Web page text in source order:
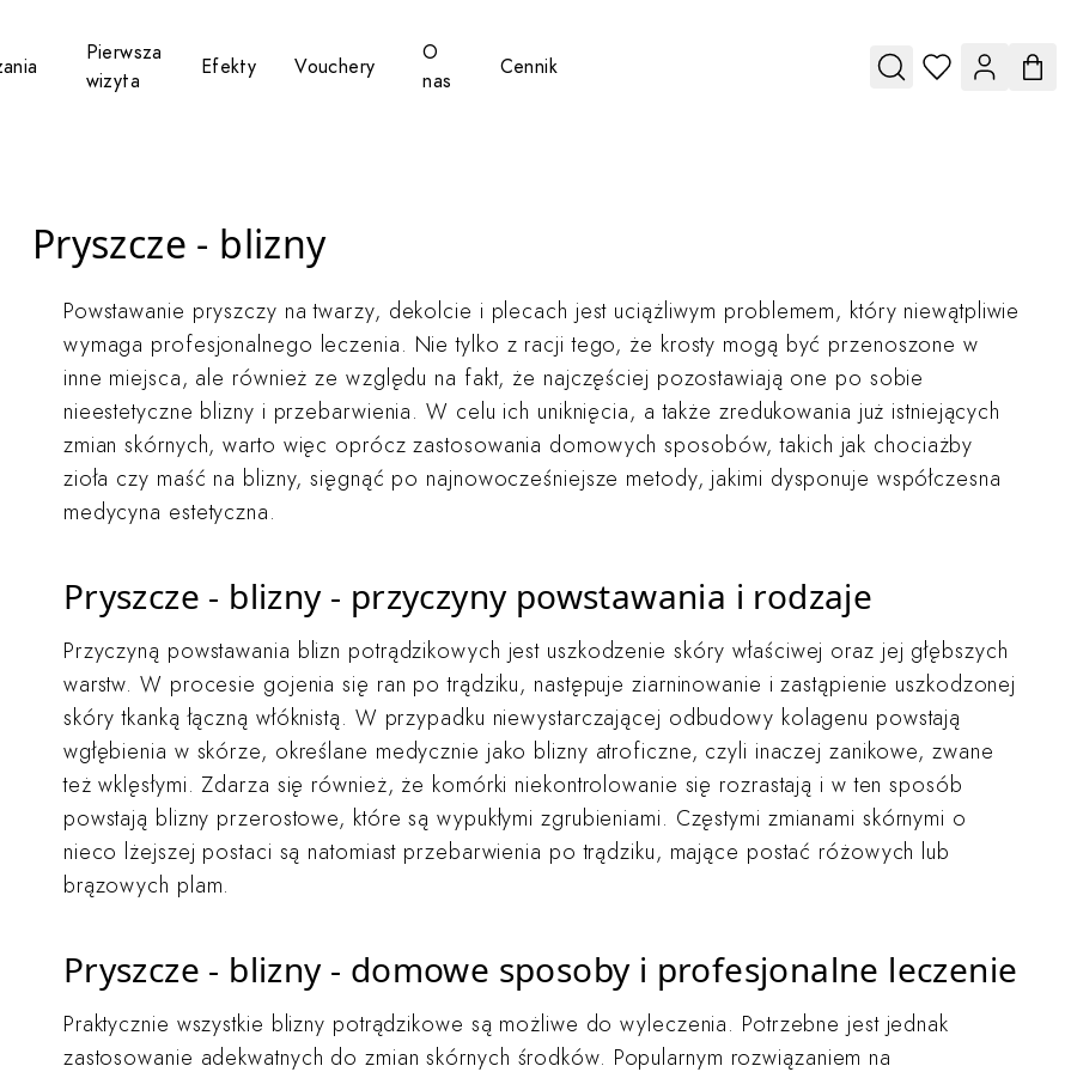
for Potrzeby
Toggle submenu for Rozwiązania
Pierwsza
wizyta
Efekty Vouchery Toggle submenu for Vouchery
O
nas
Toggle submenu for O nas
Cennik
Pryszcze - blizny
Powstawanie pryszczy na twarzy, dekolcie i plecach jest uciążliwym problemem, który niewątpliwie
wymaga profesjonalnego leczenia. Nie tylko z racji tego, że krosty mogą być przenoszone w
inne miejsca, ale również ze względu na fakt, że najczęściej pozostawiają one po sobie
nieestetyczne blizny i przebarwienia. W celu ich uniknięcia, a także zredukowania już istniejących
zmian skórnych, warto więc oprócz zastosowania domowych sposobów, takich jak chociażby
zioła czy maść na blizny, sięgnąć po najnowocześniejsze metody, jakimi dysponuje współczesna
medycyna estetyczna.
Pryszcze - blizny - przyczyny powstawania i rodzaje
Przyczyną powstawania blizn potrądzikowych jest uszkodzenie skóry właściwej oraz jej głębszych
warstw. W procesie gojenia się ran po trądziku, następuje ziarninowanie i zastąpienie uszkodzonej
skóry tkanką łączną włóknistą. W przypadku niewystarczającej odbudowy kolagenu powstają
wgłębienia w skórze, określane medycznie jako blizny atroficzne, czyli inaczej zanikowe, zwane
też wklęsłymi. Zdarza się również, że komórki niekontrolowanie się rozrastają i w ten sposób
powstają blizny przerostowe, które są wypukłymi zgrubieniami. Częstymi zmianami skórnymi o
nieco lżejszej postaci są natomiast przebarwienia po trądziku, mające postać różowych lub
brązowych plam.
Pryszcze - blizny - domowe sposoby i profesjonalne leczenie
Praktycznie wszystkie blizny potrądzikowe są możliwe do wyleczenia. Potrzebne jest jednak
zastosowanie adekwatnych do zmian skórnych środków. Popularnym rozwiązaniem na